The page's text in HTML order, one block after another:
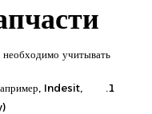
учитывать:
Indesit,